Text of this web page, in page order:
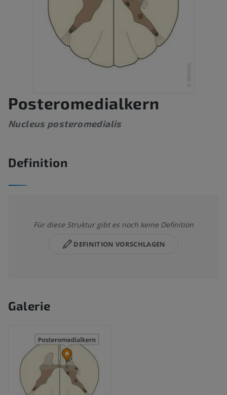
Posteromedialkern
Nucleus posteromedialis
Definition
Für diese Struktur gibt es noch keine Definition
DEFINITION VORSCHLAGEN
Galerie